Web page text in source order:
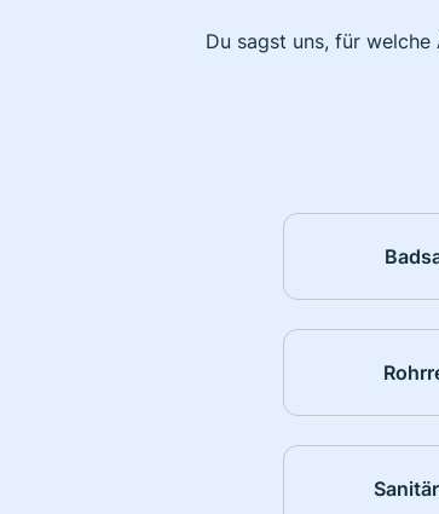
Du sagst uns, für